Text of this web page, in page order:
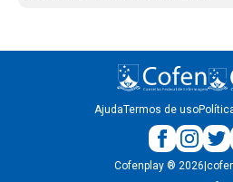
AjudaTermos de uso
Cofenplay ® 2026